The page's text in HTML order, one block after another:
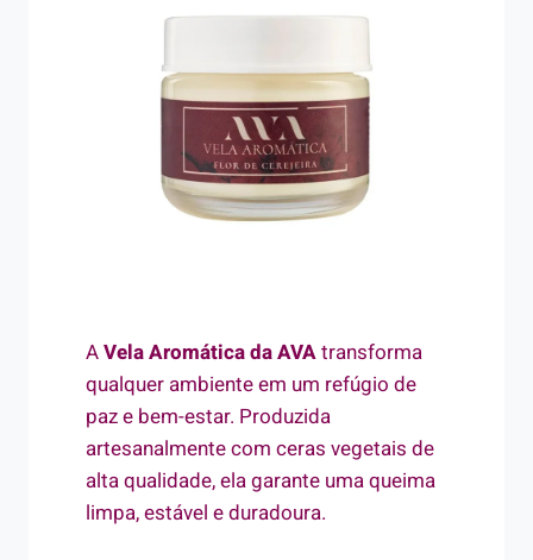
AVela Aromática da AVAtransforma
qualquer ambiente em um refúgio de
paz e bem-estar. Produzida
artesanalmente com ceras vegetais de
alta qualidade, ela garante uma queima
limpa, estável e duradoura.